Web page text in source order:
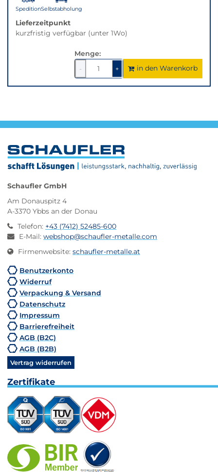
SpeditionSelbstabholung
Lieferzeitpunkt
kurzfristig verfügbar (unter 1Wo)
Menge:
-
1
verringern
+1um
1
erhöhen
in den Warenkorb
Schaufler GmbH
Am Donauspitz 4
A-3370 Ybbs an der Donau
Telefon: +43 (7412) 52485-600
E-Mail: webshop@schaufler-metalle.com
Firmenwebsite: schaufler-metalle.at
Benutzerkonto
Widerruf
Verpackung & Versand
Datenschutz
Impressum
Barrierefreiheit
AGB (B2C)
AGB (B2B)
Vertrag widerrufen
Zertifikate